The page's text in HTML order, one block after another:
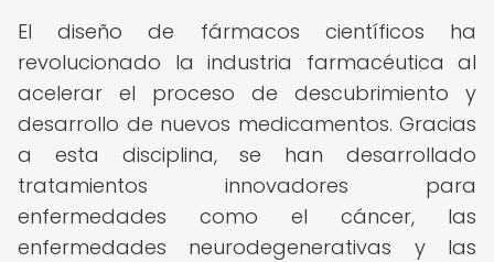
El diseño de fármacos científicos ha
revolucionado la industria farmacéutica al
acelerar el proceso de descubrimiento y
desarrollo de nuevos medicamentos. Gracias
a esta disciplina, se han desarrollado
tratamientos innovadores para
enfermedades como el cáncer, las
enfermedades neurodegenerativas y las